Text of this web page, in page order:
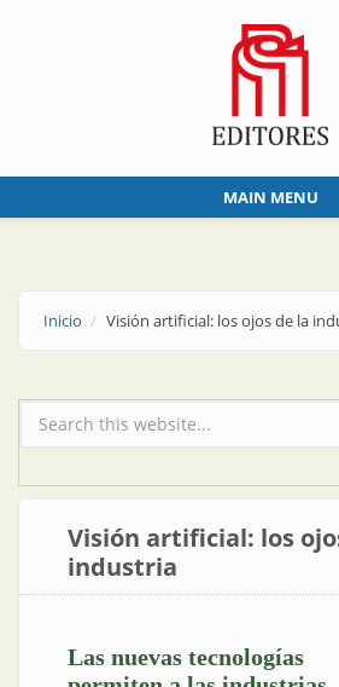
MAIN MENU
Inicio Visión artificial: los ojos de la
Formulario de búsqueda
Visión artificial: los
industria
Las nuevas tecnologías